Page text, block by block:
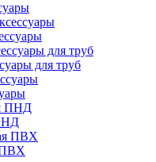
для труб
ПВХ